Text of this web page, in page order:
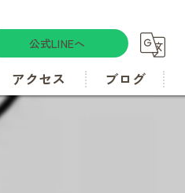
公式LINEへ
ク
アクセス ブログ